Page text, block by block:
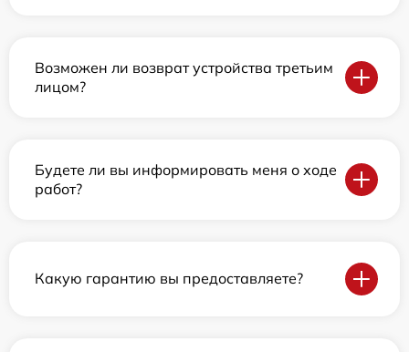
Возможен ли возврат устройства третьим
лицом?
Будете ли вы информировать меня о ходе
работ?
Какую гарантию вы предоставляете?